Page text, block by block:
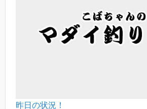
昨日の状況！